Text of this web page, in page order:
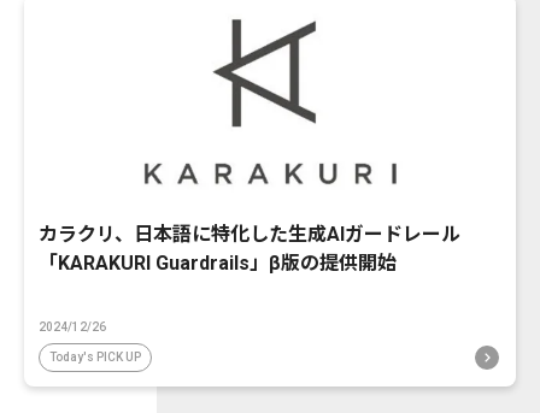
カラクリ、日本語に特化した生成AIガードレール
「KARAKURI Guardrails」β版の提供開始
2024/12/26
Today's PICK UP